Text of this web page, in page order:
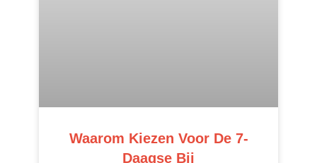
Waarom Kiezen Voor De 7-
Daagse Bij